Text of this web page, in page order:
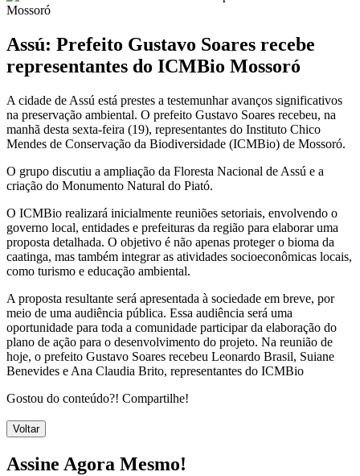
Assú: Prefeito Gustavo Soares recebe
representantes do ICMBio Mossoró
A cidade de Assú está prestes a testemunhar avanços significativos
na preservação ambiental. O prefeito Gustavo Soares recebeu, na
manhã desta sexta-feira (19), representantes do Instituto Chico
Mendes de Conservação da Biodiversidade (ICMBio) de Mossoró.
O grupo discutiu a ampliação da Floresta Nacional de Assú e a
criação do Monumento Natural do Piató.
O ICMBio realizará inicialmente reuniões setoriais, envolvendo o
governo local, entidades e prefeituras da região para elaborar uma
proposta detalhada. O objetivo é não apenas proteger o bioma da
caatinga, mas também integrar as atividades socioeconômicas locais,
como turismo e educação ambiental.
A proposta resultante será apresentada à sociedade em breve, por
meio de uma audiência pública. Essa audiência será uma
oportunidade para toda a comunidade participar da elaboração do
plano de ação para o desenvolvimento do projeto. Na reunião de
hoje, o prefeito Gustavo Soares recebeu Leonardo Brasil, Suiane
Benevides e Ana Claudia Brito, representantes do ICMBio
Gostou do conteúdo?! Compartilhe!
Voltar
Assine Agora Mesmo!